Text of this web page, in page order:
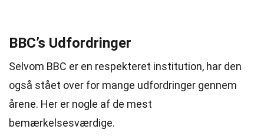
BBC’s Udfordringer
Selvom BBC er en respekteret institution, har den
også stået over for mange udfordringer gennem
årene. Her er nogle af de mest
bemærkelsesværdige.